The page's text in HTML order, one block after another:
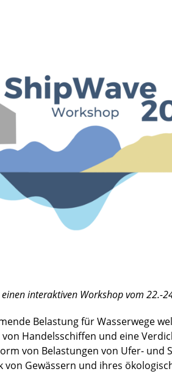
interaktiven Workshop vom 22.-
Belastung für Wasserwege
Handelsschiffen und eine
von Belastungen von Ufer- und
Gewässern und ihres